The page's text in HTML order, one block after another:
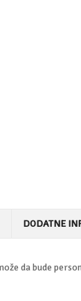
DODATNE
da bude